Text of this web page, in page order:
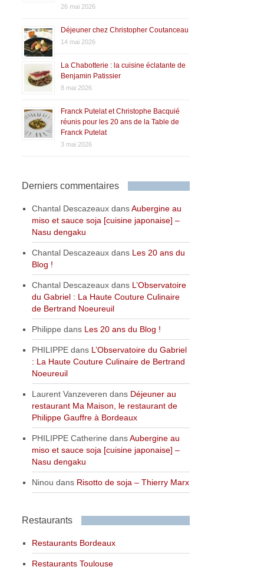
26 mai 2026
Déjeuner chez Christopher Coutanceau
14 mai 2026
La Chabotterie : la cuisine éclatante de
Benjamin Patissier
8 mai 2026
Franck Putelat et Christophe Bacquié
réunis pour les 20 ans de la Table de
Franck Putelat
3 mai 2026
Derniers commentaires
Chantal Descazeaux dansAubergine au
miso et sauce soja [cuisine japonaise] –
Nasu dengaku
Chantal Descazeaux dans Les 20 ans du
Blog !
Chantal Descazeaux dans L’Observatoire
du Gabriel : La Haute Couture Culinaire
de Bertrand Noeureuil
Philippe dans Les 20 ans du Blog !
PHILIPPE dans L’Observatoire du Gabriel
: La Haute Couture Culinaire de Bertrand
Noeureuil
Laurent Vanzeveren dans Déjeuner au
restaurant Ma Maison, le restaurant de
Philippe Gauffre à Bordeaux
PHILIPPE Catherine dansAubergine au
miso et sauce soja [cuisine japonaise] –
Nasu dengaku
Ninou dans Risotto de soja – Thierry Marx
Restaurants
Restaurants Bordeaux
Restaurants Toulouse